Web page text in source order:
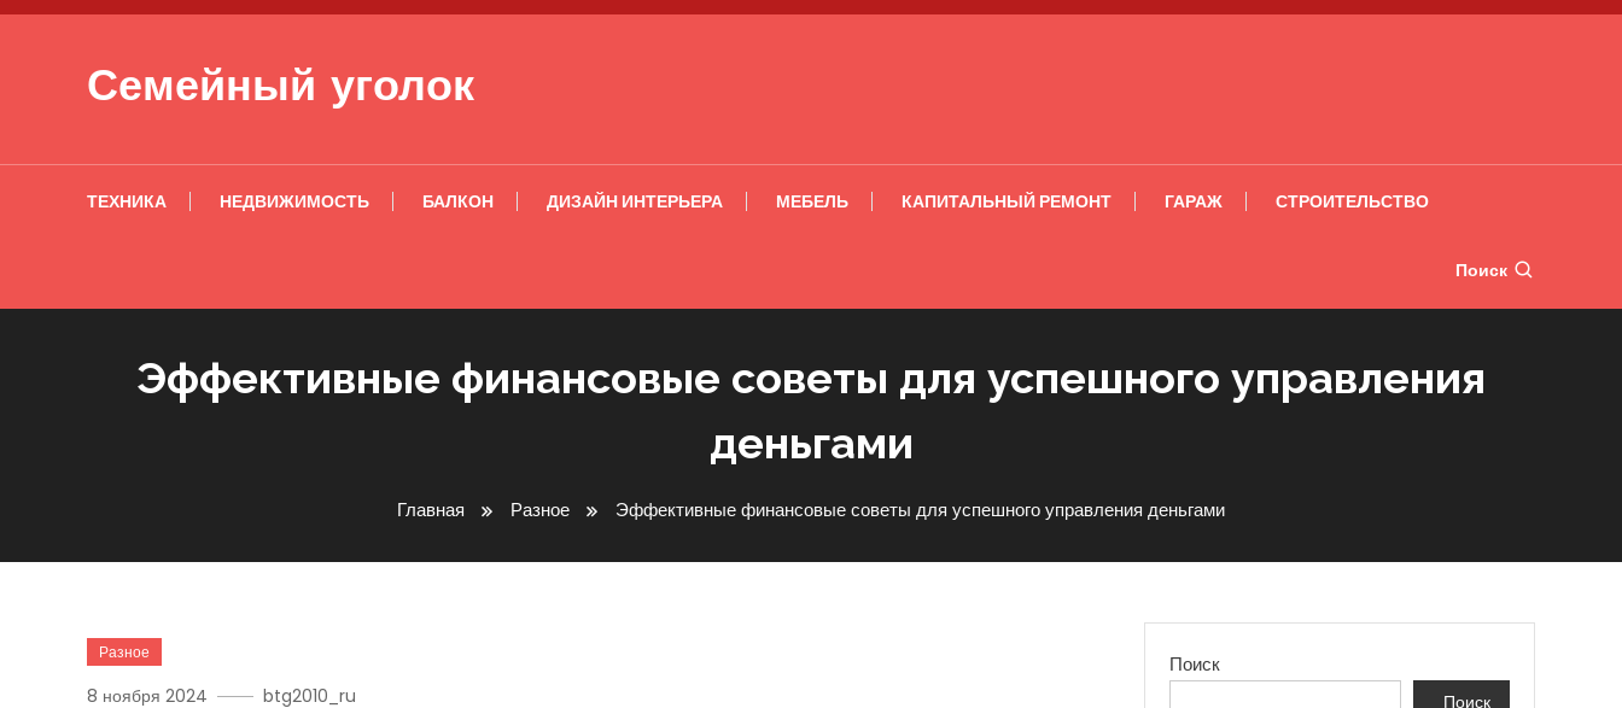
Перейти к содержимому
Семейный уголок
ТЕХНИКА НЕДВИЖИМОСТЬ БАЛКОН ДИЗАЙН ИНТЕРЬЕРА МЕБЕЛЬ КАПИТАЛЬНЫЙ РЕМОНТ ГАРАЖ СТРОИТЕЛЬСТВО
Поиск
Эффективные финансовые советы для успешного управления
деньгами
Главная Разное Эффективные финансовые советы для успешного управления деньгами
Разное
8 ноября 2024 btg2010_ru
Поиск
Поиск